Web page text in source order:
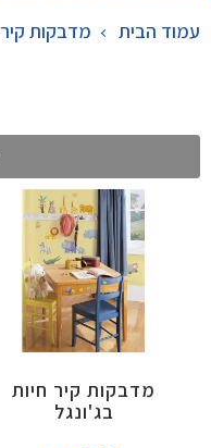
עמוד הבית מדבקות קיר
מדבקות קיר חיות
בג'ונגל